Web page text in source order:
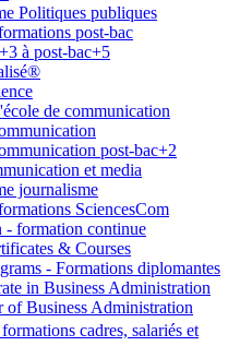
Politiques publiques
post-bac
à post-bac+5
de communication
post-bac+2
et media
journalisme
SciencesCom
- formation continue
& Courses
- Formations diplomantes
in Business Administration
Business Administration
cadres, salariés et